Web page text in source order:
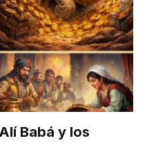
Babá y los